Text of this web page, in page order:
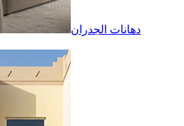
دهانات الجدران